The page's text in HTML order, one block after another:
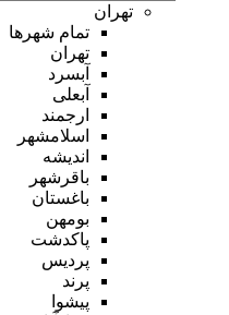
تهران
تمام شهر‌ها
تهران
آبسرد
آبعلی
ارجمند
اسلامشهر
اندیشه
باقرشهر
باغستان
بومهن
پاکدشت
پردیس
پرند
پیشوا